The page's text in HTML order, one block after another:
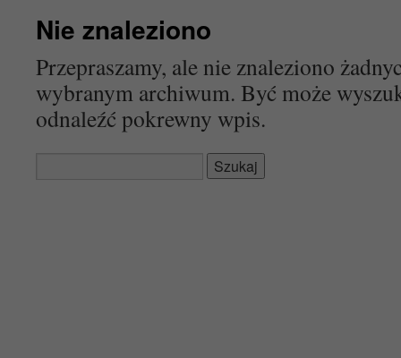
Nie znaleziono
Przepraszamy, ale nie znaleziono
wybranym archiwum. Być może
odnaleźć pokrewny wpis.